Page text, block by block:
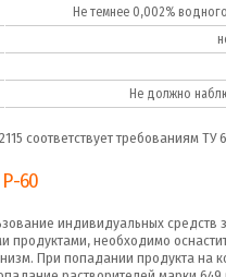
Не темнее 0,002%
Не должно
соответствует требованиям ТУ
60
индивидуальных
необходимо
При попадании продукта на